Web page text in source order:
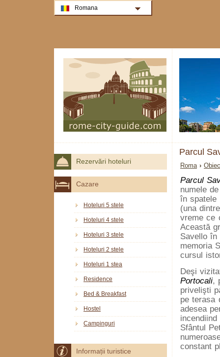
Parcul
Roma ›
Parcul
numele
în spatele
(una
vreme ce
Această
Savello
memoria
cursul
Deşi
Portocali,
privelişti
pe terasa
adesea
Sfântul
constant
Rezervări hoteluri
Cazare
Hoteluri 5 stele
Hoteluri 4 stele
Hoteluri 3 stele
Hoteluri 2 stele
Hoteluri 1 stea
Residence
Bed & Breakfast
Hostel
Campinguri
Informații turistice
Romana